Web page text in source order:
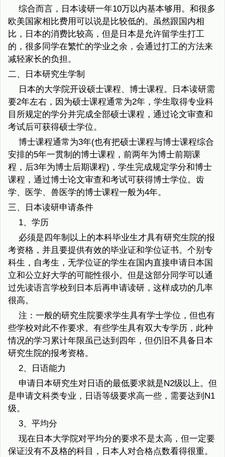
综合而言，日本读研一年10万以内基本够用。和很多
欧美国家相比费用可以说是比较低的。虽然跟国内相
比，日本的消费比较高，但是日本是允许留学生打工
的，很多同学在繁忙的学业之余，会通过打工的方法来
减轻家长的负担。
二、日本研究生学制
日本的大学院开设硕士课程、博士课程。日本读研需
要2年左右，因为硕士课程通常为2年，学生取得专业科
目所规定的学分并完成全部硕士课程，通过论文审查和
考试后可获得硕士学位。
博士课程通常为3年(也有把硕士课程与博士课程综合
安排的5年一贯制的博士课程，前两年为博士前期课
程，后3年为博士后期课程)，学生完成规定学分和博士
课程，通过博士论文审查和考试可获得博士学位。齿
学、医学、兽医学的博士课程一般为4年。
三、日本读研申请条件
1、学历
必须是四年制以上的本科毕业生才具有研究生院的报
考资格，并且要提供有效的毕业证和学位证书。个别专
科生，自考生，无学位证的学生在国内直接申请日本国
立和公立好大学的可能性很小。但是这部分同学可以通
过先读语言学校到日本后再申请读研，这样成功的几率
很高。
注：一般的研究生院要求学生具有学士学位，但也有
些学校对此不作要求。有些学生具有双大专学历，此种
情况的学习累计年限虽已达到四年，但仍旧不具备日本
研究生院的报考资格。
2、日语能力
申请日本研究生对日语的最低要求就是N2级以上。但
是申请文科类专业，日语等级要求高一些，需要达到N1
级。
3、平均分
现在日本大学院对平均分的要求不是太高，但一定要
保证没有不及格的科目，日本人对合格点数看得很重。